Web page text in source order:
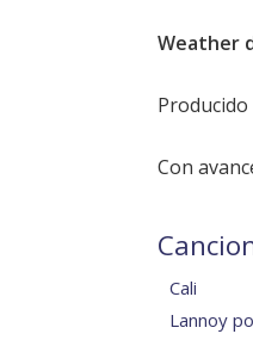
Weather
Con
Cali
Lannoy